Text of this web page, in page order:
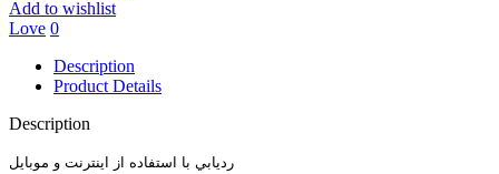
Add to wishlist
Love 0
Description
Product Details
Description
رديابي با استفاده از اينترنت و موبايل